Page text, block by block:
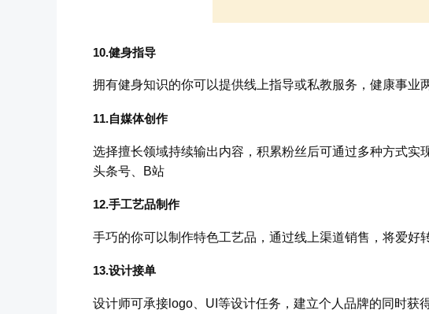
10.健身指导
拥有健身知识的你可以提供线上指导或私教服务，健康事业
11.自媒体创作
选择擅长领域持续输出内容，积累粉丝后可通过多种方式实
头条号、B站
12.手工艺品制作
手巧的你可以制作特色工艺品，通过线上渠道销售，将爱好
13.设计接单
设计师可承接logo、UI等设计任务，建立个人品牌的同时获